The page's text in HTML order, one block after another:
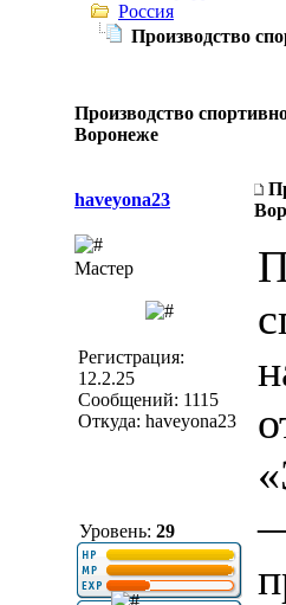
Россия
Производство
Производство
Воронеже
haveyona23
Мастер
Регистрация:
12.2.25
Сообщений: 1115
Откуда: haveyona23
Уровень: 29